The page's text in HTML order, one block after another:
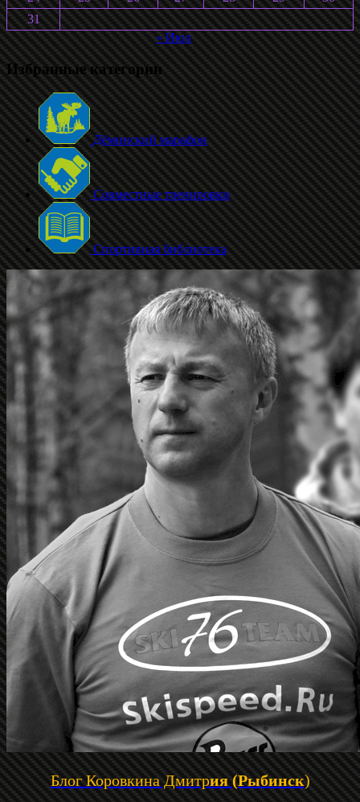
31
« Июл
Избранные категории
Дёминский марафон
Совместные тренировки
Спортивная библиотека
Блог Коровкина Дмитрия (Рыбинск)